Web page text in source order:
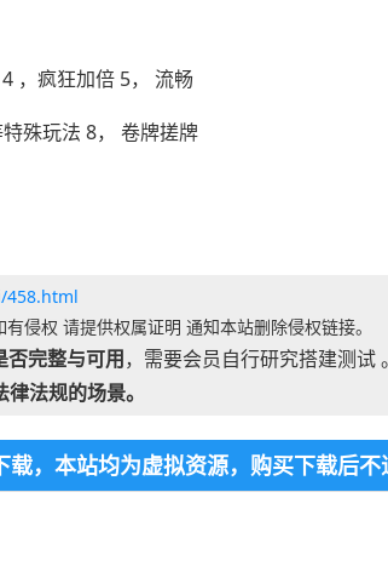
，疯狂加倍 5， 流畅
殊玩法 8， 卷牌搓牌
侵权 请提供权属证明 通知本站删除侵权链接。
否完整与可用，需要会员自行研究搭建测试 。
法规的场景。
，本站均为虚拟资源，购买下载后不